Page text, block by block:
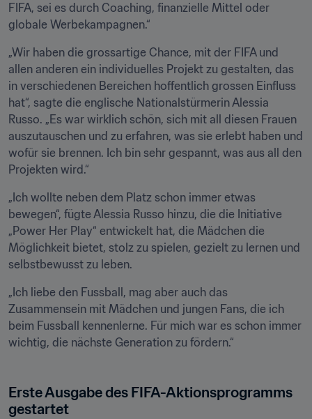
FIFA, sei es durch Coaching, finanzielle Mittel oder
globale Werbekampagnen.“
„Wir haben die grossartige Chance, mit der FIFA und
allen anderen ein individuelles Projekt zu gestalten, das
in verschiedenen Bereichen hoffentlich grossen Einfluss
hat“, sagte die englische Nationalstürmerin Alessia
Russo. „Es war wirklich schön, sich mit all diesen Frauen
auszutauschen und zu erfahren, was sie erlebt haben und
wofür sie brennen. Ich bin sehr gespannt, was aus all den
Projekten wird.“
„Ich wollte neben dem Platz schon immer etwas
bewegen“, fügte Alessia Russo hinzu, die die Initiative
„Power Her Play“ entwickelt hat, die Mädchen die
Möglichkeit bietet, stolz zu spielen, gezielt zu lernen und
selbstbewusst zu leben.
„Ich liebe den Fussball, mag aber auch das
Zusammensein mit Mädchen und jungen Fans, die ich
beim Fussball kennenlerne. Für mich war es schon immer
wichtig, die nächste Generation zu fördern.“
Erste Ausgabe des FIFA-Aktionsprogramms
gestartet